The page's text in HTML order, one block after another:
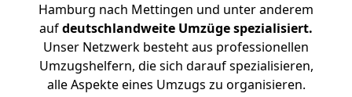
Hamburg nach Mettingen und unter anderem
aufdeutschlandweite Umzüge spezialisiert.
Unser Netzwerk besteht aus professionellen
Umzugshelfern, die sich darauf spezialisieren,
alle Aspekte eines Umzugs zu organisieren.